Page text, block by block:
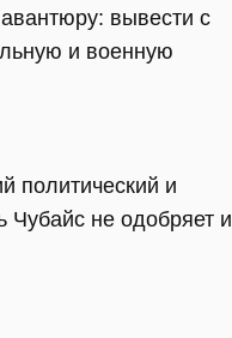
вывести с
и военную
политический и
Чубайс не одобряет и